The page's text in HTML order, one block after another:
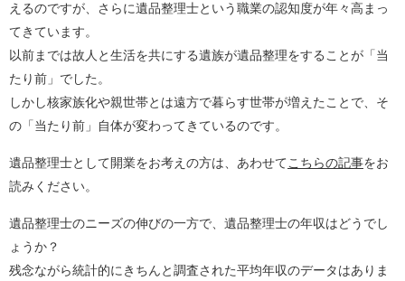
えるのですが、さらに遺品整理士という職業の認知度が年々高まっ
てきています。
以前までは故人と生活を共にする遺族が遺品整理をすることが「当
たり前」でした。
しかし核家族化や親世帯とは遠方で暮らす世帯が増えたことで、そ
の「当たり前」自体が変わってきているのです。
遺品整理士として開業をお考えの方は、あわせてこちらの記事をお
読みください。
遺品整理士のニーズの伸びの一方で、遺品整理士の年収はどうでし
ょうか？
残念ながら統計的にきちんと調査された平均年収のデータはありま